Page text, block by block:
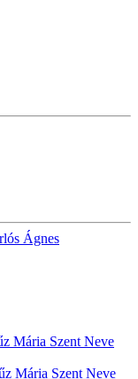
Ágnes
Mária Szent Neve
Mária Szent Neve